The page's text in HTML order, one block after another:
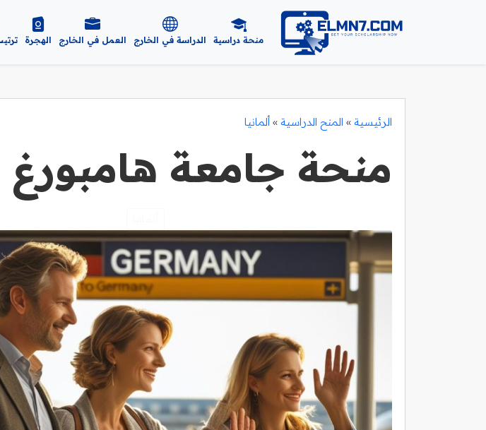
منحة دراسية الدراسة في الخارج العمل في الخارج الهجرة
الرئيسية » المنح الدراسية » ألمانيا
منحة جامعة هامبورغ